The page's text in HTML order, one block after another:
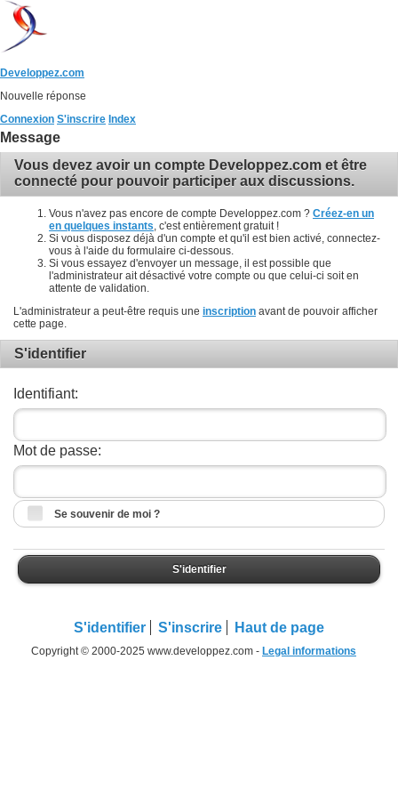
Developpez.com
Nouvelle réponse
Connexion S'inscrire Index
Message
Vous devez avoir un compte Developpez.com et être
connecté pour pouvoir participer aux discussions.
Vous n'avez pas encore de compte Developpez.com ? Créez-en un
en quelques instants , c'est entièrement gratuit !
Si vous disposez déjà d'un compte et qu'il est bien activé, connectez-
vous à l'aide du formulaire ci-dessous.
Si vous essayez d'envoyer un message, il est possible que
l'administrateur ait désactivé votre compte ou que celui-ci soit en
attente de validation.
L'administrateur a peut-être requis une inscription avant de pouvoir afficher
cette page.
S'identifier
Identifiant:
Mot de passe:
Se souvenir de moi ?
S'identifier
S'identifier S'inscrire Haut de page
Copyright © 2000-2025 www.developpez.com - Legal informations